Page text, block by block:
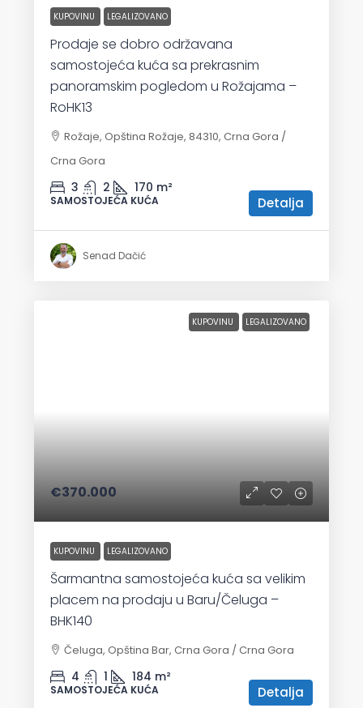
KUPOVINU LEGALIZOVANO
Prodaje se dobro održavana
samostojeća kuća sa prekrasnim
panoramskim pogledom u Rožajama –
RoHK13
Rožaje, Opština Rožaje, 84310, Crna Gora /
Crna Gora
3 2 170 m²
SAMOSTOJEĆA KUĆA Detalja
Senad Dačić
KUPOVINU LEGALIZOVANO
€370.000
KUPOVINU LEGALIZOVANO
Šarmantna samostojeća kuća sa velikim
placem na prodaju u Baru/Čeluga –
BHK140
Čeluga, Opština Bar, Crna Gora / Crna Gora
4 1 184 m²
SAMOSTOJEĆA KUĆA Detalja